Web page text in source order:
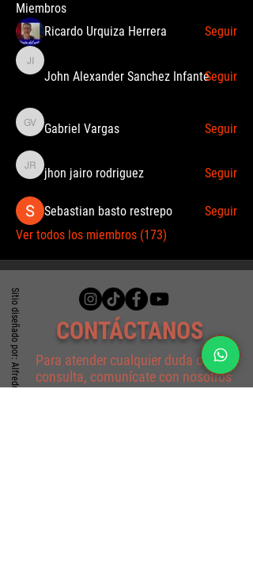
Miembros
Ricardo Urquiza Herrera
Seguir
John Alexander Sanchez Infante
John Alexander Sanchez InfanteSeguir
Gabriel Vargas
Gabriel Vargas Seguir
jhon jairo rodriguez
jhon jairo rodriguez Seguir
Sebastian basto restrepo
Seguir
Ver todos los miembros (173)
Sitio diseñado por: Alfredo A. Santoyo CONTÁCTANOS
Para atender cualquier duda o
consulta, comunícate con nosotros